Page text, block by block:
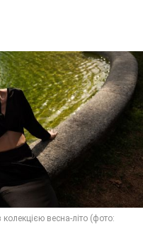
весна-літо (фото: